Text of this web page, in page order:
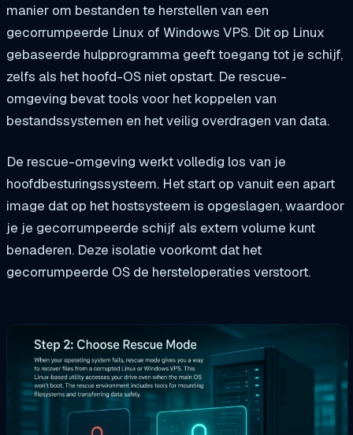
manier om bestanden te herstellen van een
gecorrumpeerde Linux of Windows VPS. Dit op Linux
gebaseerde hulpprogramma geeft toegang tot je schijf,
zelfs als het hoofd-OS niet opstart. De rescue-
omgeving bevat tools voor het koppelen van
bestandssystemen en het veilig overdragen van data.
De rescue-omgeving werkt volledig los van je
hoofdbesturingssysteem. Het start op vanuit een apart
image dat op het hostsysteem is opgeslagen, waardoor
je je gecorrumpeerde schijf als extern volume kunt
benaderen. Deze isolatie voorkomt dat het
gecorrumpeerde OS de hersteloperaties verstoort.